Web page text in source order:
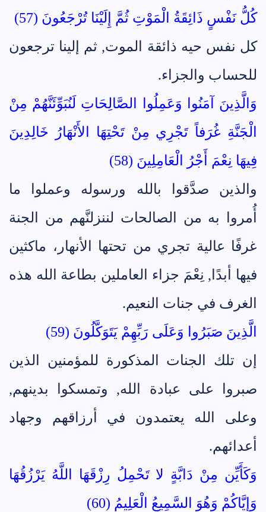
كُلُّ نَفْسٍ ذَائِقَةُ الْمَوْتِ ثُمَّ إِلَيْنَا تُرْجَعُونَ (57)
كل نفس حيه ذائقة الموت, ثم إلينا ترجعون
للحساب والجزاء.
وَالَّذِينَ آمَنُوا وَعَمِلُوا الصَّالِحَاتِ لَنُبَوِّئَنَّهُمْ مِنْ
الْجَنَّةِ غُرَفاً تَجْرِي مِنْ تَحْتِهَا الأَنْهَارُ خَالِدِينَ
فِيهَا نِعْمَ أَجْرُ الْعَامِلِينَ (58)
والذين صدَّقوا بالله ورسوله وعملوا ما
أُمروا به من الصالحات لننزلنَّهم من الجنة
غرفًا عالية تجري من تحتها الأنهار، ماكثين
فيها أبدًا, نِعْمَ جزاء العاملين بطاعة الله هذه
الغرف في جنات النعيم.
الَّذِينَ صَبَرُوا وَعَلَى رَبِّهِمْ يَتَوَكَّلُونَ (59)
إن تلك الجنات المذكورة للمؤمنين الذين
صبروا على عبادة الله, وتمسكوا بدينهم,
وعلى الله يعتمدون في أرزاقهم وجهاد
أعدائهم.
وَكَأَيِّن مِنْ دَابَّةٍ لا تَحْمِلُ رِزْقَهَا اللَّهُ يَرْزُقُهَا
وَإِيَّاكُمْ وَهُوَ السَّمِيعُ الْعَلِيمُ (60)